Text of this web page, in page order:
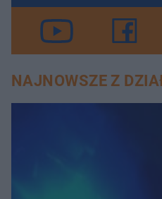
NAJNOWSZE Z